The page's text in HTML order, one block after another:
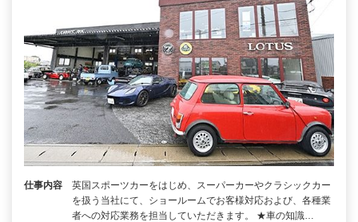
仕事内容
英国スポーツカーをはじめ、スーパーカーやクラシックカー
を扱う当社にて、ショールームでお客様対応および、各種業
者への対応業務を担当していただきます。 ★車の知識…